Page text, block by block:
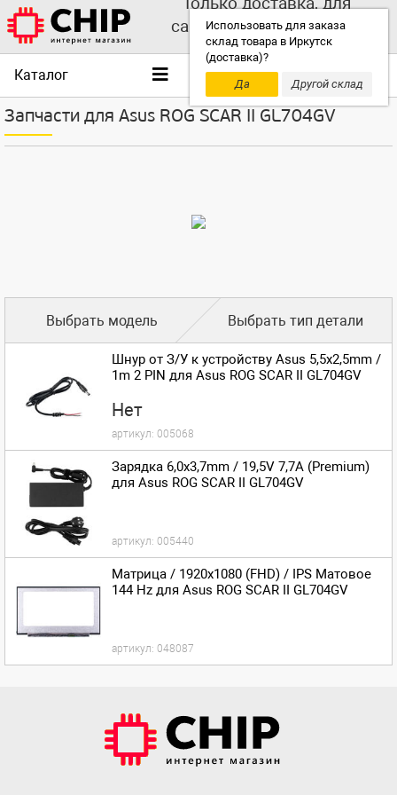
Использовать для заказа
склад товара в Иркутск
(доставка)?
Да
Другой склад
самовывоза выбирайте
другой склад!
Каталог
Запчасти для Asus ROG SCAR II GL704GV
Выбрать модель Выбрать тип детали
Шнур от З/У к устройству Asus 5,5x2,5mm /
1m 2 PIN для Asus ROG SCAR II GL704GV
Нет
артикул: 005068
Зарядка 6,0x3,7mm / 19,5V 7,7A (Premium)
для Asus ROG SCAR II GL704GV
артикул: 005440
Матрица / 1920x1080 (FHD) / IPS Матовое
144 Hz для Asus ROG SCAR II GL704GV
артикул: 048087